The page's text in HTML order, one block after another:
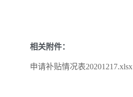
相关附件：
申请补贴情况表20201217.xlsx